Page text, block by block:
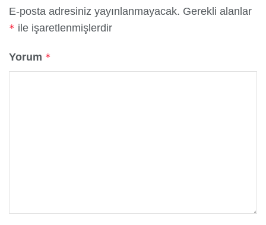
E-posta adresiniz yayınlanmayacak. Gerekli alanlar
* ile işaretlenmişlerdir
Yorum *